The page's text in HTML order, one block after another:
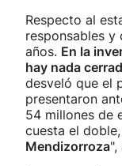
Respecto al
responsables
años. En la
hay nada
desveló que el
presentaron
54 millones de
cuesta el
Mendizorroza",